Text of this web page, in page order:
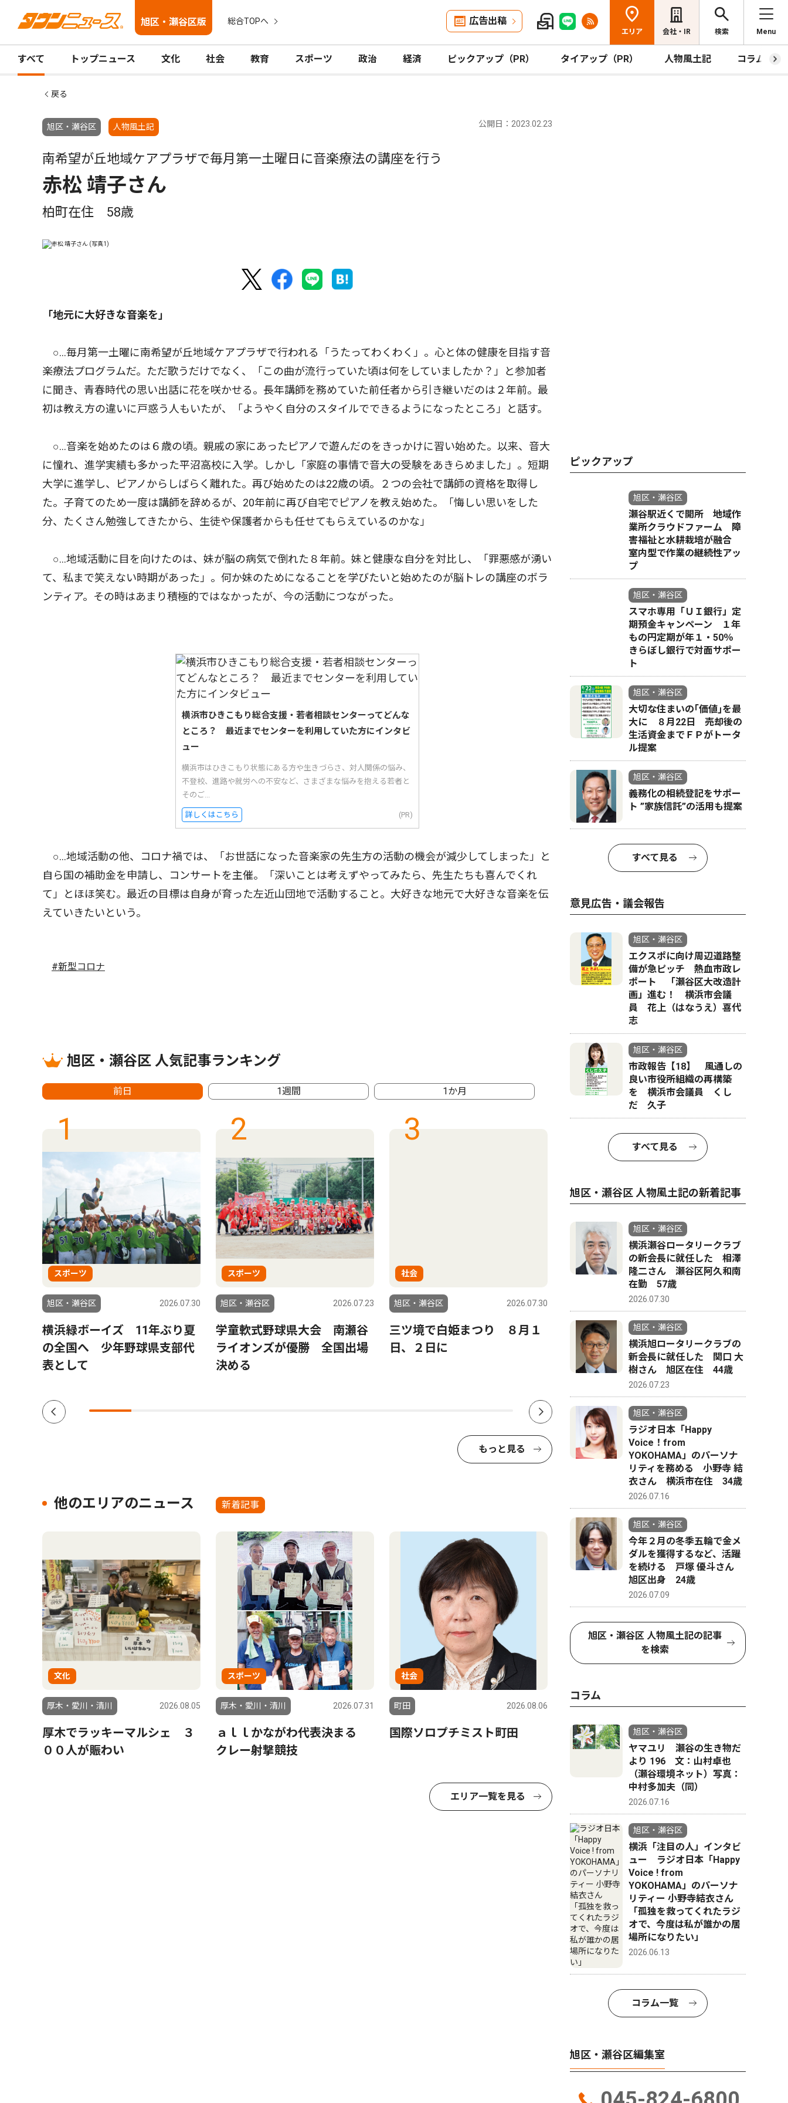
旭区・瀬谷区版 総合TOPへ 広告出稿
エリア 会社・IR 検索 Menu
すべて トップニュース 文化 社会 教育 スポーツ 政治 経済 ピックアップ（PR） タイアップ（PR） 人物風土記 コラム
戻る
旭区・瀬谷区 人物風土記 公開日：2023.02.23
南希望が丘地域ケアプラザで毎月第一土曜日に音楽療法の講座を行う
赤松 靖子さん
柏町在住 58歳
「地元に大好きな音楽を」
○…毎月第一土曜に南希望が丘地域ケアプラザで行われる「うたってわくわく」。心と体の健康を目指す音
楽療法プログラムだ。ただ歌うだけでなく、「この曲が流行っていた頃は何をしていましたか？」と参加者
に聞き、青春時代の思い出話に花を咲かせる。長年講師を務めていた前任者から引き継いだのは２年前。最
初は教え方の違いに戸惑う人もいたが、「ようやく自分のスタイルでできるようになったところ」と話す。
○…音楽を始めたのは６歳の頃。親戚の家にあったピアノで遊んだのをきっかけに習い始めた。以来、音大
に憧れ、進学実績も多かった平沼高校に入学。しかし「家庭の事情で音大の受験をあきらめました」。短期
大学に進学し、ピアノからしばらく離れた。再び始めたのは22歳の頃。２つの会社で講師の資格を取得し
た。子育てのため一度は講師を辞めるが、20年前に再び自宅でピアノを教え始めた。「悔しい思いをした
分、たくさん勉強してきたから、生徒や保護者からも任せてもらえているのかな」
○…地域活動に目を向けたのは、妹が脳の病気で倒れた８年前。妹と健康な自分を対比し、「罪悪感が湧い
て、私まで笑えない時期があった」。何か妹のためになることを学びたいと始めたのが脳トレの講座のボラ
ンティア。その時はあまり積極的ではなかったが、今の活動につながった。
横浜市ひきこもり総合支援・若者相談センターってどんな
ところ？ 最近までセンターを利用していた方にインタビ
ュー
横浜市はひきこもり状態にある方や生きづらさ、対人関係の悩み、
不登校、進路や就労への不安など、さまざまな悩みを抱える若者と
そのご...
詳しくはこちら (PR)
○…地域活動の他、コロナ禍では、「お世話になった音楽家の先生方の活動の機会が減少してしまった」と
自ら国の補助金を申請し、コンサートを主催。「深いことは考えずやってみたら、先生たちも喜んでくれ
て」とほほ笑む。最近の目標は自身が育った左近山団地で活動すること。大好きな地元で大好きな音楽を伝
えていきたいという。
#新型コロナ
旭区・瀬谷区 人気記事ランキング
前日 1週間 1か月
1
スポーツ
旭区・瀬谷区 2026.07.30
横浜緑ボーイズ 11年ぶり夏
の全国へ 少年野球県支部代
表として
2
スポーツ
旭区・瀬谷区 2026.07.23
学童軟式野球県大会 南瀬谷
ライオンズが優勝 全国出場
決める
3
社会
旭区・瀬谷区 2026.07.30
三ツ境で白姫まつり ８月１
日、２日に
4
社会
相鉄線瀬谷駅近くのいちょう
通り商店会 ８月２日に恒例
の夏祭り 人気の富くじも
所クラ
祉と水
もっと見る
他のエリアのニュース 新着記事
文化
厚木・愛川・清川 2026.08.05
厚木でラッキーマルシェ ３
００人が賑わい
スポーツ
厚木・愛川・清川 2026.07.31
ａｌｌかながわ代表決まる
クレー射撃競技
社会
町田 2026.08.06
国際ソロプチミスト町田
エリア一覧を見る
ピックアップ
旭区・瀬谷区
瀬谷駅近くで開所 地域作
業所クラウドファーム 障
害福祉と水耕栽培が融合
室内型で作業の継続性アッ
プ
旭区・瀬谷区
スマホ専用「ＵＩ銀行」定
期預金キャンペーン １年
もの円定期が年１・50％
きらぼし銀行で対面サポー
ト
旭区・瀬谷区
大切な住まいの｢価値｣を最
大に ８月22日 売却後の
生活資金までＦＰがトータ
ル提案
旭区・瀬谷区
義務化の相続登記をサポー
ト ”家族信託”の活用も提案
すべて見る
意見広告・議会報告
旭区・瀬谷区
エクスポに向け周辺道路整
備が急ピッチ 熱血市政レ
ポート 「瀬谷区大改造計
画」進む！ 横浜市会議
員 花上（はなうえ）喜代
志
旭区・瀬谷区
市政報告【18】 風通しの
良い市役所組織の再構築
を 横浜市会議員 くし
だ 久子
すべて見る
旭区・瀬谷区 人物風土記の新着記事
旭区・瀬谷区
横浜瀬谷ロータリークラブ
の新会長に就任した 相澤
隆二さん 瀬谷区阿久和南
在勤 57歳
2026.07.30
旭区・瀬谷区
横浜旭ロータリークラブの
新会長に就任した 関口 大
樹さん 旭区在住 44歳
2026.07.23
旭区・瀬谷区
ラジオ日本「Happy
Voice！from
YOKOHAMA」のパーソナ
リティを務める 小野寺 結
衣さん 横浜市在住 34歳
2026.07.16
旭区・瀬谷区
今年２月の冬季五輪で金メ
ダルを獲得するなど、活躍
を続ける 戸塚 優斗さん
旭区出身 24歳
2026.07.09
旭区・瀬谷区 人物風土記の記事
を検索
コラム
旭区・瀬谷区
ヤマユリ 瀬谷の生き物だ
より 196 文：山村卓也
（瀬谷環境ネット）写真：
中村多加夫（同）
2026.07.16
旭区・瀬谷区
横浜「注目の人」インタビ
ュー ラジオ日本「Happy
Voice ! from
YOKOHAMA」のパーソナ
リティー 小野寺結衣さん
「孤独を救ってくれたラジ
オで、今度は私が誰かの居
場所になりたい」
2026.06.13
コラム一覧
旭区・瀬谷区編集室